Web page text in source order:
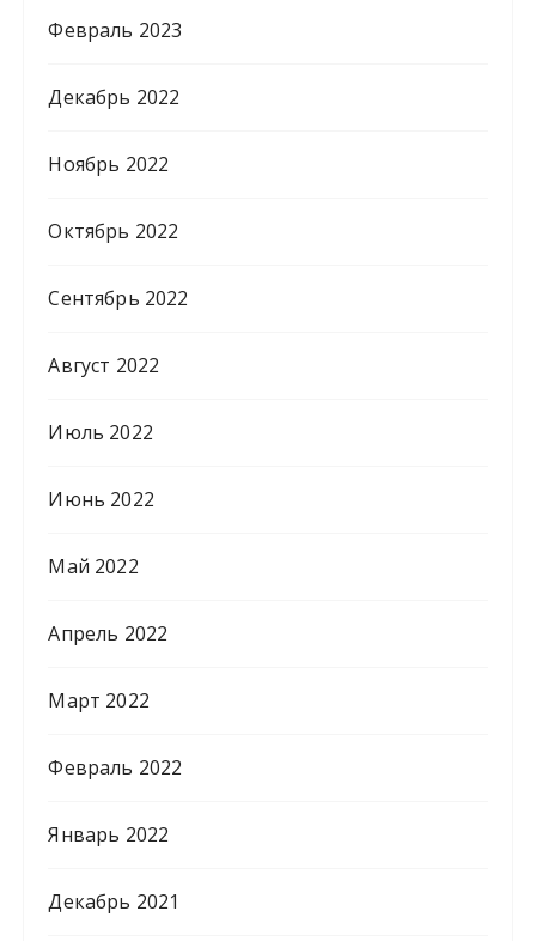
Февраль 2023
Декабрь 2022
Ноябрь 2022
Октябрь 2022
Сентябрь 2022
Август 2022
Июль 2022
Июнь 2022
Май 2022
Апрель 2022
Март 2022
Февраль 2022
Январь 2022
Декабрь 2021